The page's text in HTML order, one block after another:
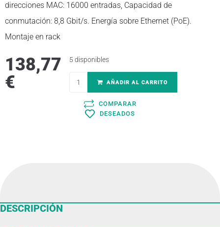
direcciones MAC: 16000 entradas, Capacidad de
conmutación: 8,8 Gbit/s. Energía sobre Ethernet (PoE).
Montaje en rack
138,77
€
5 disponibles
AÑADIR AL CARRITO
COMPARAR
DESEADOS
DESCRIPCIÓN